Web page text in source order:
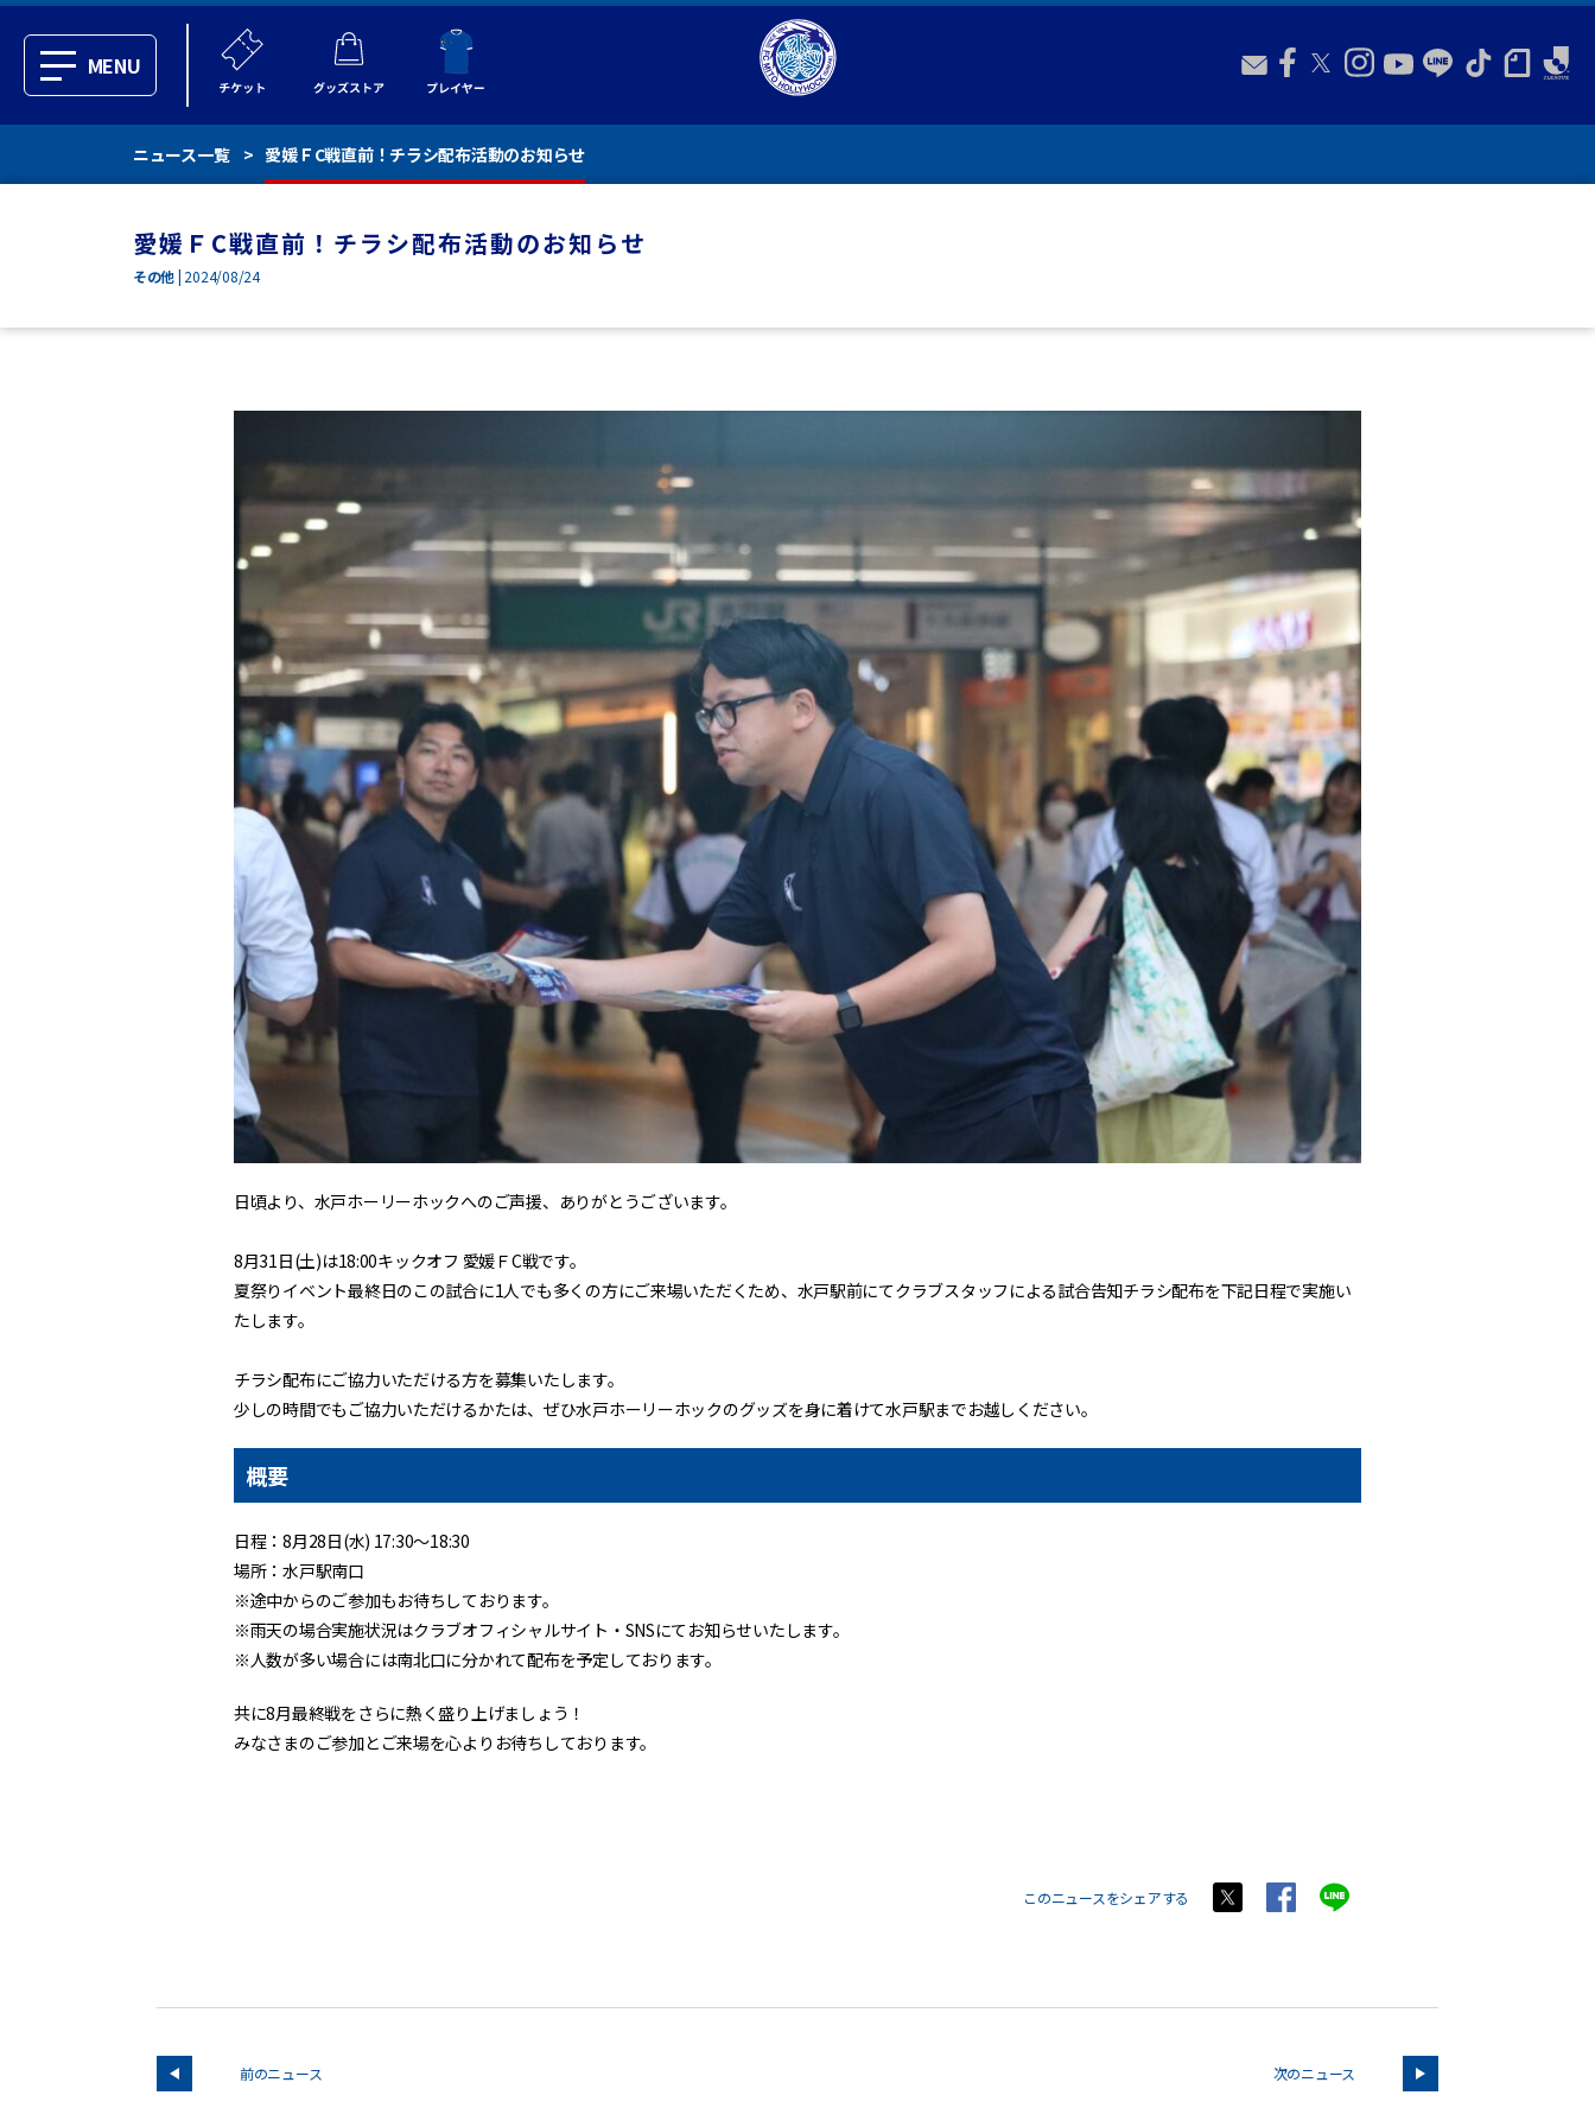
MENU
ニュース一覧 愛媛ＦC戦直前！チラシ配布活動のお知らせ
愛媛ＦC戦直前！チラシ配布活動のお知らせ
その他| 2024/08/24
日頃より、水戸ホーリーホックへのご声援、ありがとうございます。
8月31日(土)は18:00キックオフ 愛媛ＦC戦です。
夏祭りイベント最終日のこの試合に1人でも多くの方にご来場いただくため、水戸駅前にてクラブスタッフによる試合告知チラシ配布を下記日程で実施い
たします。
チラシ配布にご協力いただける方を募集いたします。
少しの時間でもご協力いただけるかたは、ぜひ水戸ホーリーホックのグッズを身に着けて水戸駅までお越しください。
概要
日程：8月28日(水) 17:30〜18:30
場所：水戸駅南口
※途中からのご参加もお待ちしております。
※雨天の場合実施状況はクラブオフィシャルサイト・SNSにてお知らせいたします。
※人数が多い場合には南北口に分かれて配布を予定しております。
共に8月最終戦をさらに熱く盛り上げましょう！
みなさまのご参加とご来場を心よりお待ちしております。
このニュースをシェアする
前のニュース 次のニュース